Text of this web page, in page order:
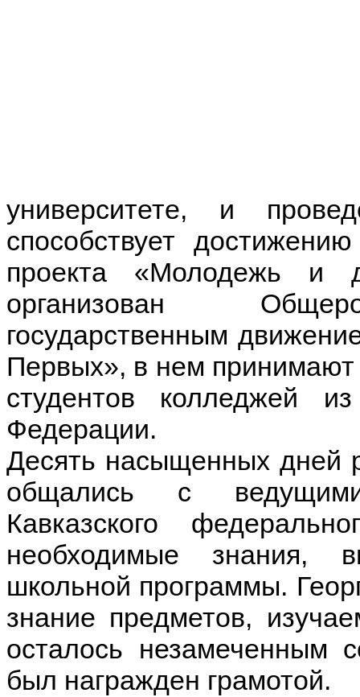
университете, и
способствует
проекта «Молодежь и
организован
государственным
Первых», в нем принимают
студентов колледжей
Федерации.
Десять насыщенных дней
общались с
Кавказского
необходимые знания,
школьной программы.
знание предметов,
осталось незамеченным
был награжден грамотой.